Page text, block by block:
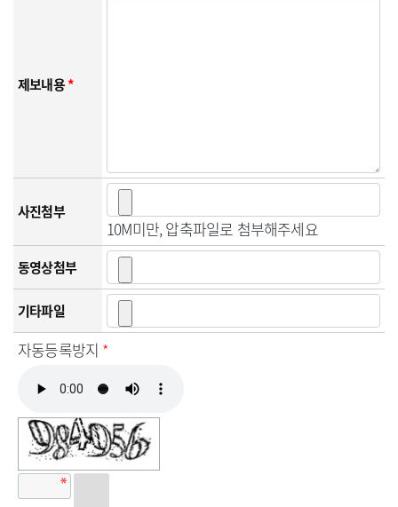
제보내용*
사진첨부
10M미만, 압축파일로 첨부해주세요
동영상첨부
기타파일
자동등록방지 *